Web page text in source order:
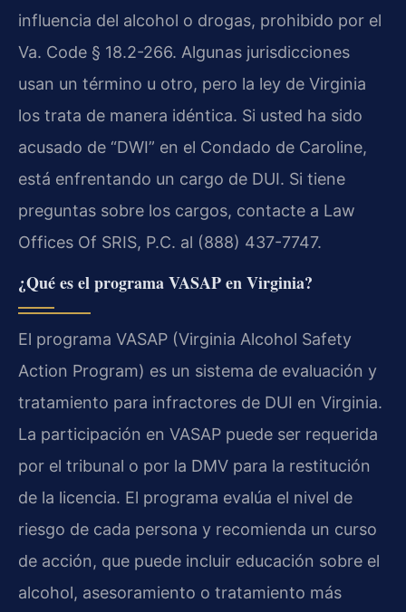
influencia del alcohol o drogas, prohibido por el
Va. Code § 18.2-266. Algunas jurisdicciones
usan un término u otro, pero la ley de Virginia
los trata de manera idéntica. Si usted ha sido
acusado de “DWI” en el Condado de Caroline,
está enfrentando un cargo de DUI. Si tiene
preguntas sobre los cargos, contacte a Law
Offices Of SRIS, P.C. al (888) 437-7747.
¿Qué es el programa VASAP en Virginia?
El programa VASAP (Virginia Alcohol Safety
Action Program) es un sistema de evaluación y
tratamiento para infractores de DUI en Virginia.
La participación en VASAP puede ser requerida
por el tribunal o por la DMV para la restitución
de la licencia. El programa evalúa el nivel de
riesgo de cada persona y recomienda un curso
de acción, que puede incluir educación sobre el
alcohol, asesoramiento o tratamiento más